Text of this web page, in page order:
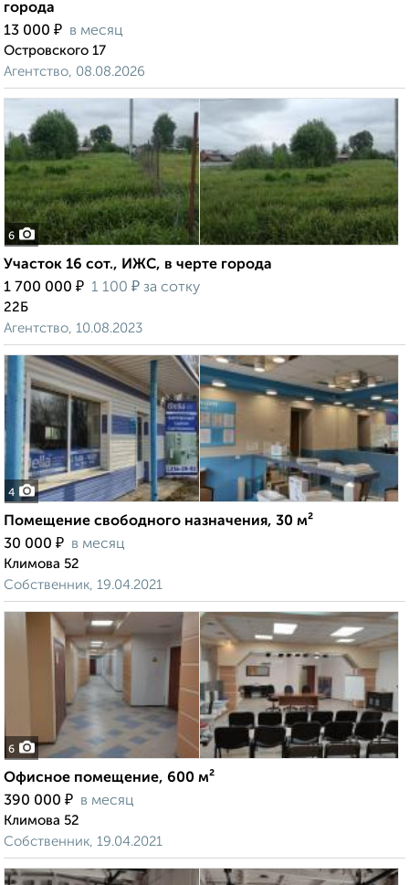
города
13 000 ₽ в месяц
Островского 17
Агентство, 08.08.2026
6
Участок 16 сот., ИЖС, в черте города
1 700 000 ₽ 1 100 ₽ за сотку
22Б
Агентство, 10.08.2023
4
Помещение свободного назначения, 30 м²
30 000 ₽ в месяц
Климова 52
Собственник, 19.04.2021
6
Офисное помещение, 600 м²
390 000 ₽ в месяц
Климова 52
Собственник, 19.04.2021